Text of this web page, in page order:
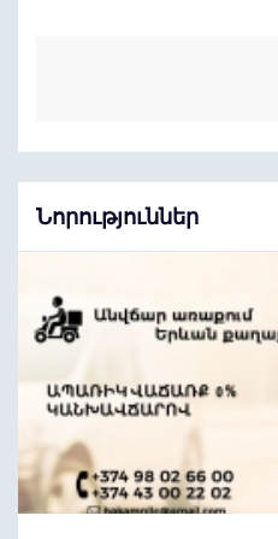
Նորություններ